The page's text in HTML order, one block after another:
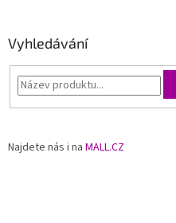
Vyhledávání
Najdete nás i na MALL.CZ